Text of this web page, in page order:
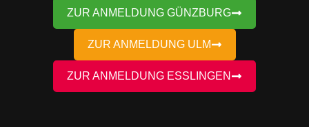
ZUR ANMELDUNG GÜNZBURG
ZUR ANMELDUNG ULM
ZUR ANMELDUNG ESSLINGEN